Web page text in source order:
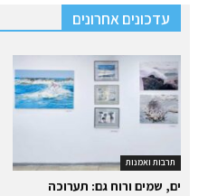
עדכונים אחרונים
תרבות ואמנות
ים, שמים ורוח גם: תערוכה